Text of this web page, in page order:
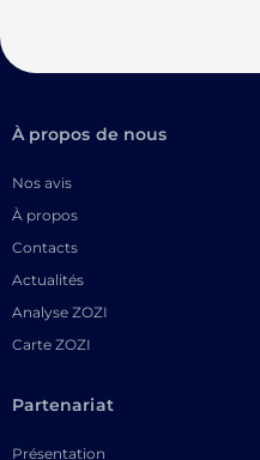
À propos de nous
Nos avis
À propos
Contacts
Actualités
Analyse ZOZI
Carte ZOZI
Partenariat
Présentation